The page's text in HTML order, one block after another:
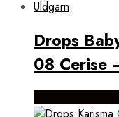
Drops
08 Cerise